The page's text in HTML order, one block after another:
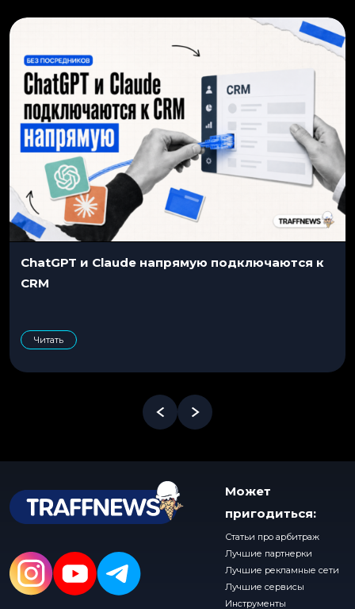
ChatGPT и Claude напрямую подключаются к
CRM
Читать
Может
пригодиться:
Статьи про арбитраж
Лучшие партнерки
Лучшие рекламные сети
Лучшие сервисы
Инструменты